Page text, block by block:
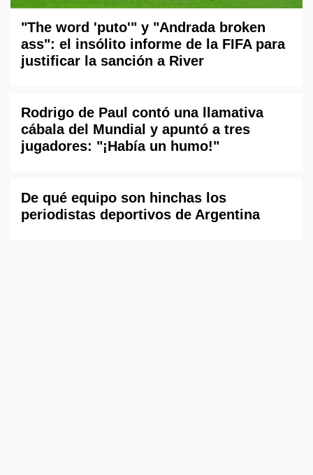
"The word 'puto'" y "Andrada broken
ass": el insólito informe de la FIFA para
justificar la sanción a River
Rodrigo de Paul contó una llamativa
cábala del Mundial y apuntó a tres
jugadores: "¡Había un humo!"
De qué equipo son hinchas los
periodistas deportivos de Argentina